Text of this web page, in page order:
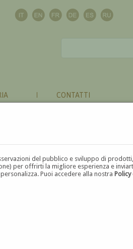
del pubblico e sviluppo di
per offrirti la migliore esperienza e
Puoi accedere alla nostraPolicy
CONTATTI